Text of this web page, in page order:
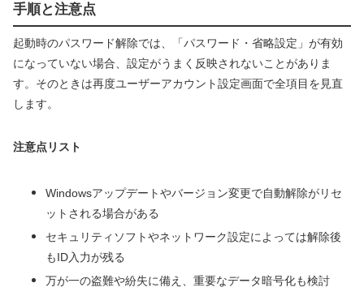
手順と注意点
起動時のパスワード解除では、「パスワード・省略設定」が有効
になっていない場合、設定がうまく反映されないことがありま
す。そのときは再度ユーザーアカウント設定画面で全項目を見直
します。
注意点リスト
Windowsアップデートやバージョン変更で自動解除がリセ
ットされる場合がある
セキュリティソフトやネットワーク設定によっては解除後
もID入力が残る
万が一の盗難や紛失に備え、重要なデータ暗号化も検討